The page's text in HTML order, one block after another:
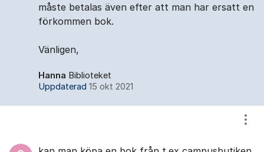
måste betalas även efter att man har ersatt en
förkommen bok.
Vänligen,
Hanna Biblioteket
Uppdaterad 15 okt 2021